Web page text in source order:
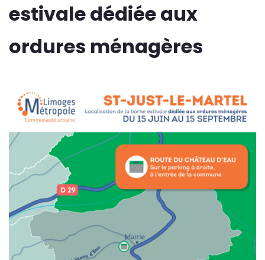
estivale dédiée aux
ordures ménagères